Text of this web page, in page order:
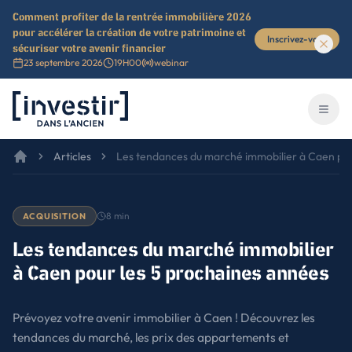
Comment profiter de la rentrée immobilière 2026
pour accélérer la création de votre patrimoine et
sécuriser votre avenir financier
23 septembre 2026 19H00 webinar
Inscrivez-vous
Investir dans l'ancien
Articles Les tendances du marché immobilier à Caen
ACQUISITION 8 min
Les tendances du marché immobilier
à Caen pour les 5 prochaines années
Prévoyez votre avenir immobilier à Caen ! Découvrez les
tendances du marché, les prix des appartements et